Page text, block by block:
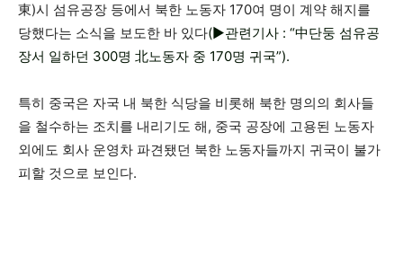
東)시 섬유공장 등에서 북한 노동자 170여 명이 계약 해지를
당했다는 소식을 보도한 바 있다(▶관련기사 : “中단둥 섬유공
장서 일하던 300명 北노동자 중 170명 귀국”).
특히 중국은 자국 내 북한 식당을 비롯해 북한 명의의 회사들
을 철수하는 조치를 내리기도 해, 중국 공장에 고용된 노동자
외에도 회사 운영차 파견됐던 북한 노동자들까지 귀국이 불가
피할 것으로 보인다.